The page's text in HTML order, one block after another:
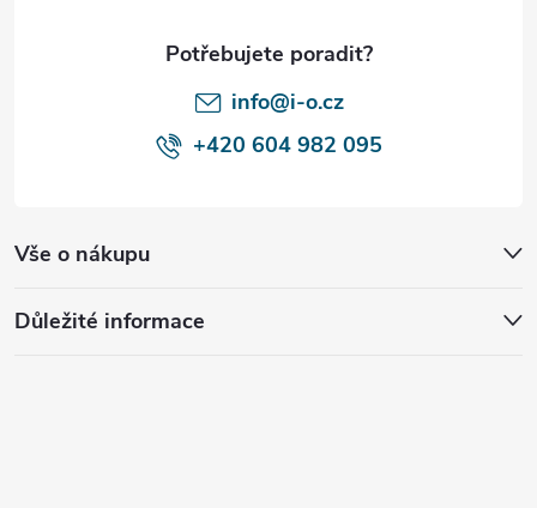
info@i-o.cz
+420 604 982 095
Vše o nákupu
Důležité informace